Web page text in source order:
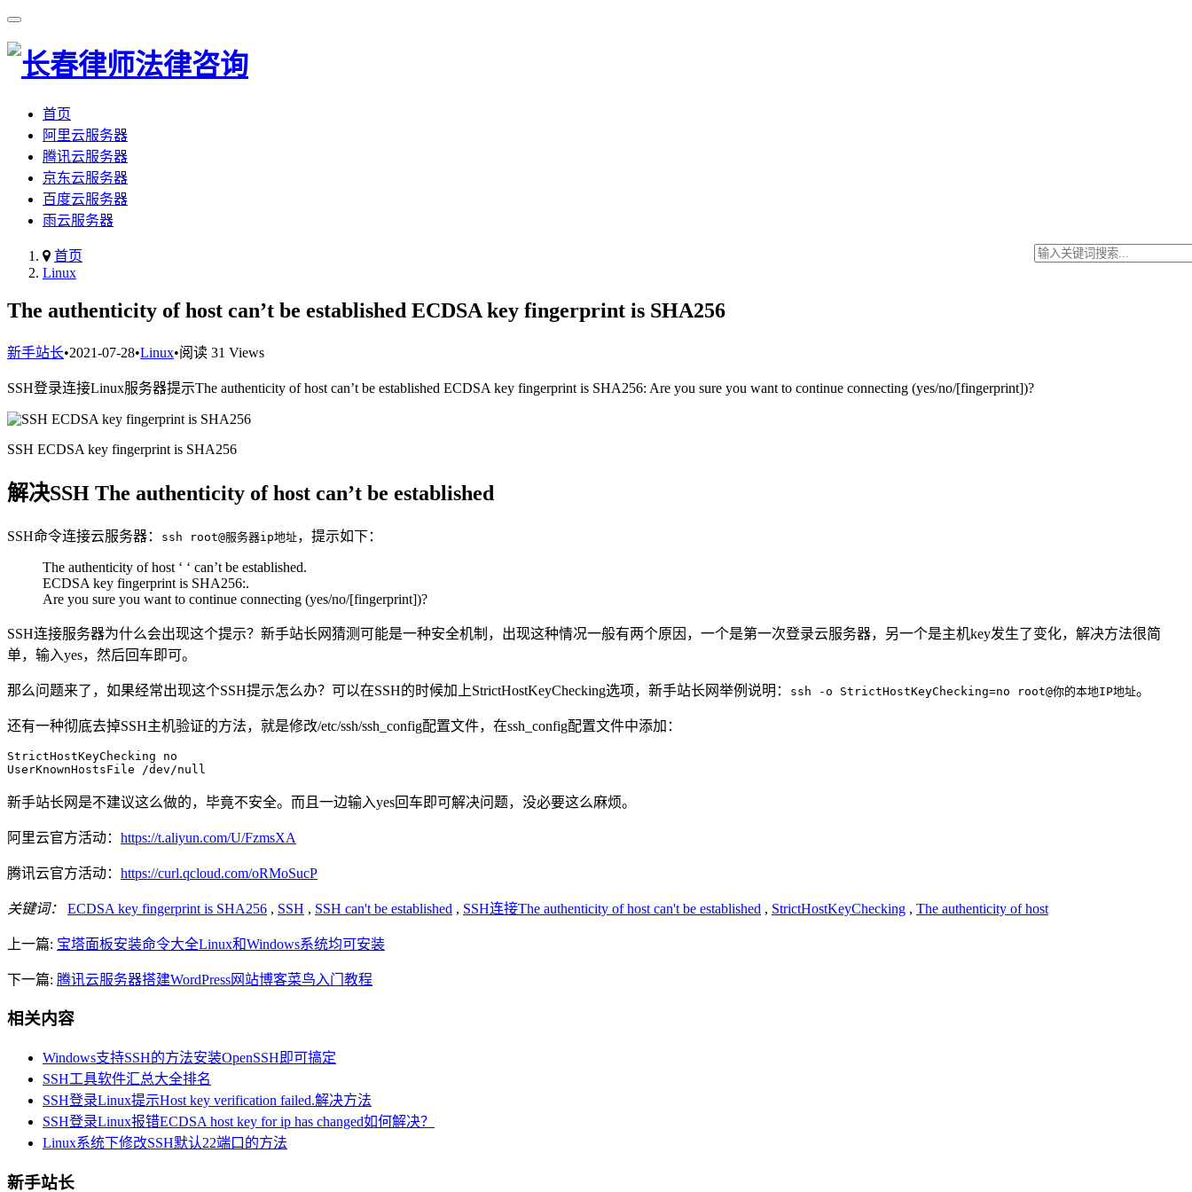
首页
阿里云服务器
腾讯云服务器
京东云服务器
百度云服务器
雨云服务器
首页
Linux
The authenticity of host can’t be established ECDSA key fingerprint is SHA256
新手站长•2021-07-28•Linux•阅读 31 Views
SSH登录连接Linux服务器提示The authenticity of host can’t be established ECDSA key fingerprint is SHA256: Are you sure you want to continue connecting (yes/no/[fingerprint])?
SSH ECDSA key fingerprint is SHA256
解决SSH The authenticity of host can’t be established
SSH命令连接云服务器： ssh root@服务器ip地址，提示如下：
The authenticity of host ‘ ‘ can’t be established.
ECDSA key fingerprint is SHA256:.
Are you sure you want to continue connecting (yes/no/[fingerprint])?
SSH连接服务器为什么会出现这个提示？新手站长网猜测可能是一种安全机制，出现这种情况一般有两个原因，一个是第一次登录云服务器，另一个是主机key发生了变化，解决方法很简
单，输入yes，然后回车即可。
那么问题来了，如果经常出现这个SSH提示怎么办？可以在SSH的时候加上StrictHostKeyChecking选项，新手站长网举例说明： ssh -o StrictHostKeyChecking=no root@你的本地IP地址。
还有一种彻底去掉SSH主机验证的方法，就是修改/etc/ssh/ssh_config配置文件，在ssh_config配置文件中添加：
StrictHostKeyChecking no
UserKnownHostsFile /dev/null
新手站长网是不建议这么做的，毕竟不安全。而且一边输入yes回车即可解决问题，没必要这么麻烦。
阿里云官方活动： https://t.aliyun.com/U/FzmsXA
腾讯云官方活动： https://curl.qcloud.com/oRMoSucP
关键词： ECDSA key fingerprint is SHA256 , SSH , SSH can't be established , SSH连接The authenticity of host can't be established , StrictHostKeyChecking , The authenticity of host
上一篇: 宝塔面板安装命令大全Linux和Windows系统均可安装
下一篇: 腾讯云服务器搭建WordPress网站博客菜鸟入门教程
相关内容
Windows支持SSH的方法安装OpenSSH即可搞定
SSH工具软件汇总大全排名
SSH登录Linux提示Host key verification failed.解决方法
SSH登录Linux报错ECDSA host key for ip has changed如何解决？
Linux系统下修改SSH默认22端口的方法
新手站长